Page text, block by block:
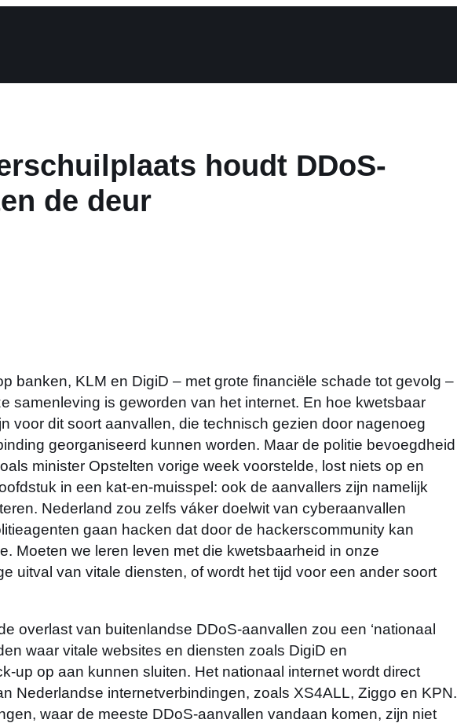
houdt DDoS-
de deur
banken, KLM en DigiD – met grote financiële schade tot gevolg –
samenleving is geworden van het internet. En hoe kwetsbaar
voor dit soort aanvallen, die technisch gezien door nagenoeg
georganiseerd kunnen worden. Maar de politie bevoegdheid
minister Opstelten vorige week voorstelde, lost niets op en
in een kat-en-muisspel: ook de aanvallers zijn namelijk
Nederland zou zelfs váker doelwit van cyberaanvallen
gaan hacken dat door de hackerscommunity kan
Moeten we leren leven met die kwetsbaarheid in onze
uitval van vitale diensten, of wordt het tijd voor een ander soort
overlast van buitenlandse DDoS-aanvallen zou een ‘nationaal
waar vitale websites en diensten zoals DigiD en
up op aan kunnen sluiten. Het nationaal internet wordt direct
Nederlandse internetverbindingen, zoals XS4ALL, Ziggo en KPN.
waar de meeste DDoS-aanvallen vandaan komen, zijn niet